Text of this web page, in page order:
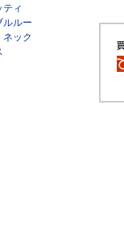
ティ
ルルー
ック